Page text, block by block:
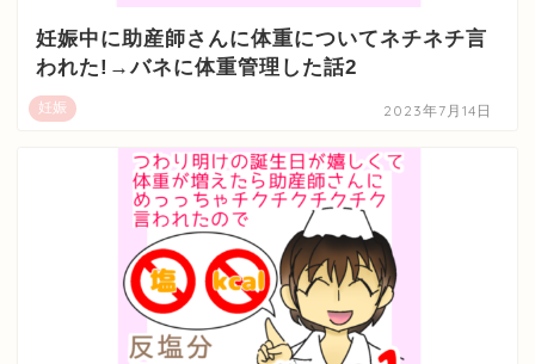
妊娠
妊娠中に助産師さんに体重についてネチネチ言
われた!→バネに体重管理した話2
2023年7月14日